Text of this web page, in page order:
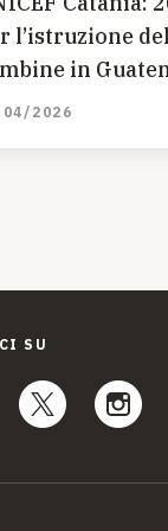
l’istruzione
in
2026
SU